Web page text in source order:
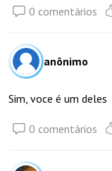
0 comentários
anônimo
Sim, voce é um deles
0 comentários